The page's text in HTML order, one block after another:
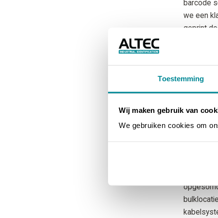
Toestemming
Wij maken gebruik van
We gebruiken cookies om
barcode
we een
geprint
• Een
• Door
• Het
•
uitzendt